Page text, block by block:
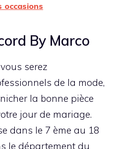
occasions
By Marco
serez
de la mode,
la bonne pièce
jour de mariage.
dans le 7 ème au 18
le département du